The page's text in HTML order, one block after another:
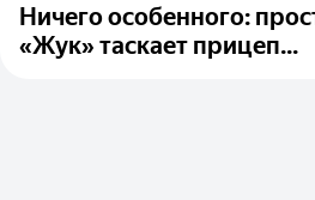
Ничего особенного:
«Жук» таскает прицеп...